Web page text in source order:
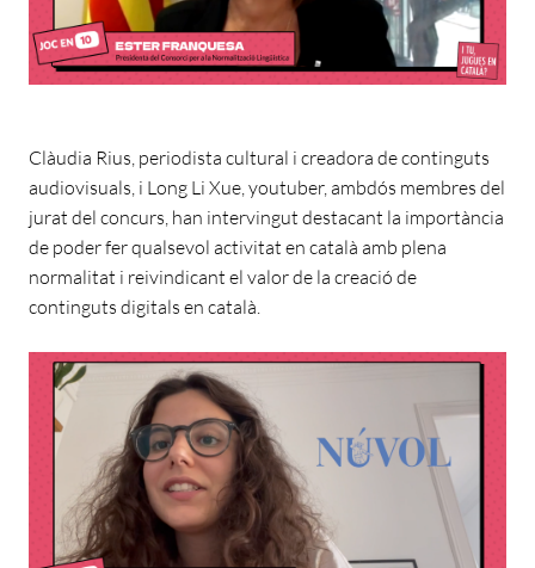
Clàudia Rius, periodista cultural i creadora de continguts
audiovisuals, i Long Li Xue, youtuber, ambdós membres del
jurat del concurs, han intervingut destacant la importància
de poder fer qualsevol activitat en català amb plena
normalitat i reivindicant el valor de la creació de
continguts digitals en català.